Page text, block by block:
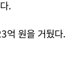
.
억 원을 거뒀다.